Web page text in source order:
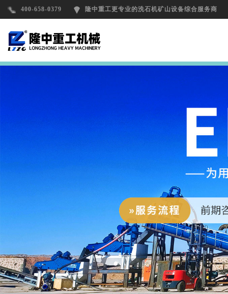
400-658-0379 隆中重工更专业的洗石机矿山设备综合服务商